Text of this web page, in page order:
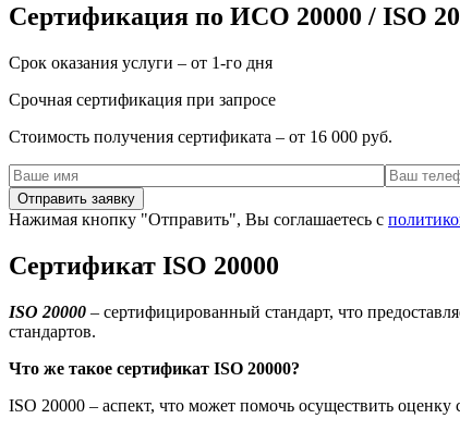
Сертификация по ИСО 20000 / ISO
Срок оказания услуги – от 1-го дня
Срочная сертификация при запросе
Стоимость получения сертификата – от 16 000 руб.
Нажимая кнопку "Отправить", Вы соглашаетесь с
Сертификат ISO 20000
ISO 20000 – сертифицированный стандарт, что
стандартов.
Что же такое сертификат ISO 20000?
ISO 20000 – аспект, что может помочь осуществить